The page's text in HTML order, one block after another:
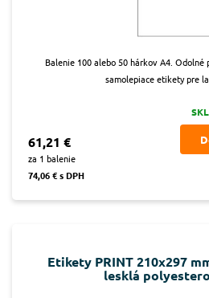
Balenie 100 alebo 50 hárkov A4.
samolepiace etikety pre
61,21 €
za 1 balenie
74,06 € s DPH
Etikety PRINT 210x297
lesklá